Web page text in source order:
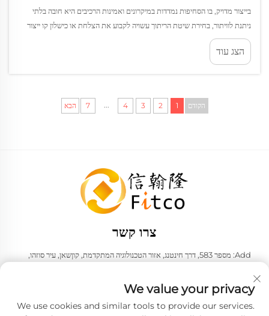
בייצור מדויק, בו הסחיפות נמדדות במיקרונים ואמינות הרכיבים היא חובה בלתי
ניתנת לוויתור, בחירת שיטת הריתוך עשויה לקבוע את הצלחת או כישלון קו ייצור
שלם. ריתוק קשת פלזמה חצב באט-אט את מקומו...
הצג עוד
הקודם 1
2
3
4
...
7 הבא
צרו קשר
Add: מספר 583, דרך חינטנג, אזור הטכנולוגיה המתקדמת, קוןשאן, עיר סוזהו,
טלפון:+86-137 6186 0079
אֶלֶקטרוֹנִי:[email protected]
We value your privacy
We use cookies and similar tools to provide our services.